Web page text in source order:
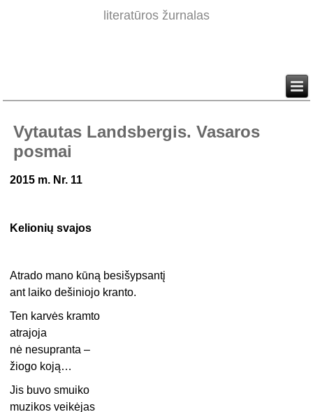
literatūros žurnalas
Vytautas Landsbergis. Vasaros
posmai
2015 m. Nr. 11
Kelionių svajos
Atrado mano kūną besišypsantį
ant laiko dešiniojo kranto.
Ten karvės kramto
atrajoja
nė nesupranta –
žiogo koją…
Jis buvo smuiko
muzikos veikėjas